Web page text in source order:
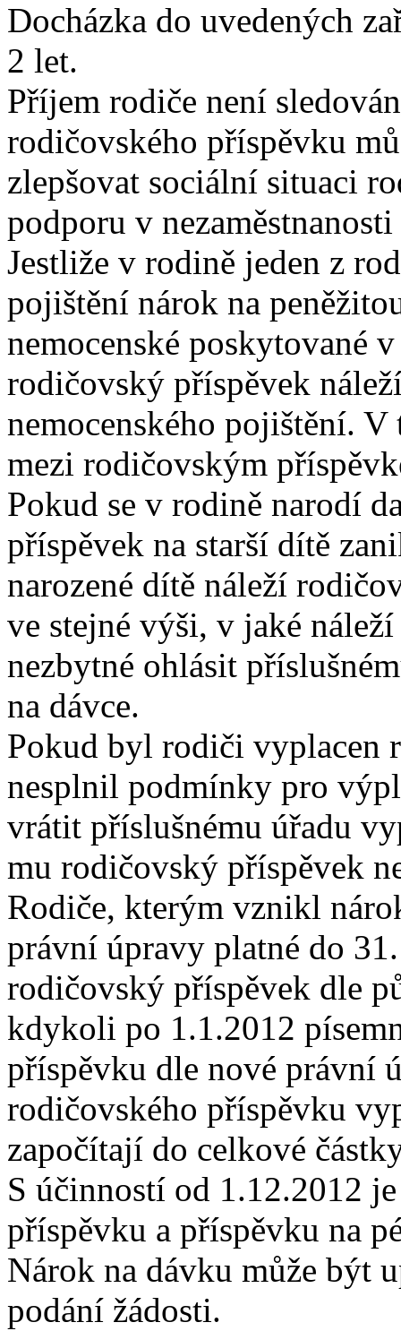
Docházka do uvedených
2 let.
Příjem rodiče není
rodičovského příspěvku
zlepšovat sociální situaci
podporu v
Jestliže v rodině jeden z
pojištění nárok na
nemocenské poskytované
rodičovský příspěvek
nemocenského pojištění.
mezi rodičovským
Pokud se v rodině narodí
příspěvek na starší dítě
narozené dítě náleží
ve stejné výši, v jaké
nezbytné ohlásit
na dávce.
Pokud byl rodiči vyplacen
nesplnil podmínky pro
vrátit příslušnému úřadu
mu rodičovský příspěvek
Rodiče, kterým vznikl
právní úpravy platné do
rodičovský příspěvek dle
kdykoli po 1.1.2012
příspěvku dle nové právní
rodičovského příspěvku
započítají do celkové
S účinností od 1.12.2012
příspěvku a příspěvku na
Nárok na dávku může být
podání žádosti.